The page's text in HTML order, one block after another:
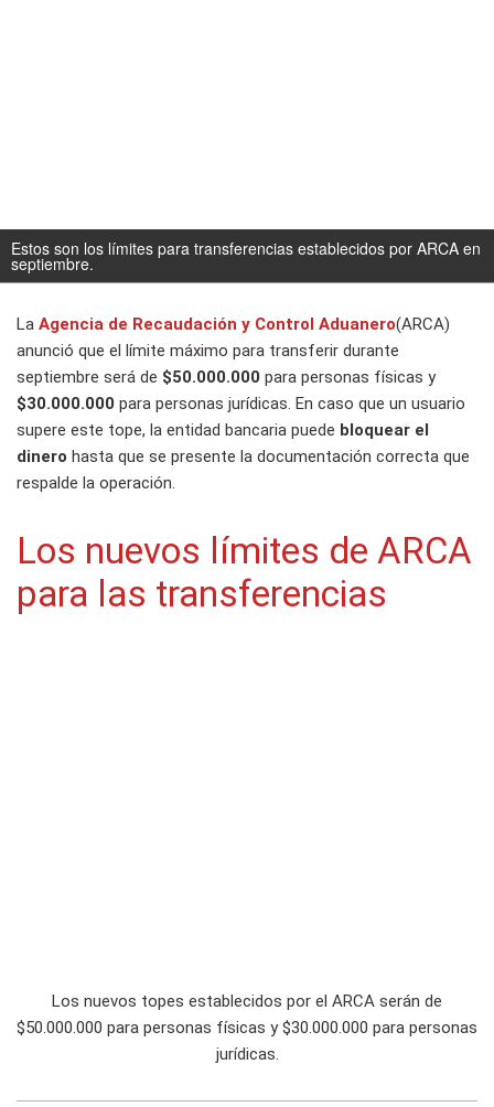
Estos son los límites para transferencias establecidos por ARCA en
septiembre.
La Agencia de Recaudación y Control Aduanero(ARCA)
anunció que el límite máximo para transferir durante
septiembre será de $50.000.000 para personas físicas y
$30.000.000 para personas jurídicas. En caso que un usuario
supere este tope, la entidad bancaria puede bloquear el
dinero hasta que se presente la documentación correcta que
respalde la operación.
Los nuevos límites de ARCA
para las transferencias
Los nuevos topes establecidos por el ARCA serán de
$50.000.000 para personas físicas y $30.000.000 para personas
jurídicas.